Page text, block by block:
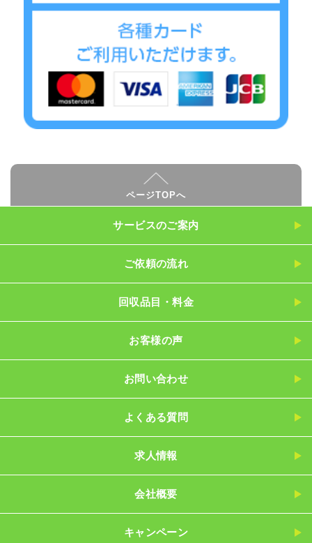
ページTOPへ
サービスのご案内
ご依頼の流れ
回収品目・料金
お客様の声
お問い合わせ
よくある質問
求人情報
会社概要
キャンペーン